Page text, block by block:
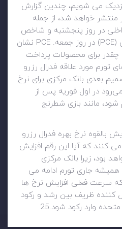
می شویم، چندین گزارش
منتشر خواهد شد، از جمله
در روز پنجشنبه و شاخص
قیمت هزینه مصرف شخصی (PCE) در روز جمعه. PCE نشان
برای محصولات پرداخت
مورد علاقه فدرال رزرو
بعدی بانک مرکزی برای نرخ
می‌رود در اول فوریه پس از
شود، مانند بازی شطرنج
بالقوه نرخ بهره فدرال رزرو
کنند که آیا این رقم افزایش
پایه خواهد بود، زیرا بانک مرکزی
همیشه جاری تورم ادامه می
سرعت فعلی افزایش نرخ ها
کننده ظریف بین رشد و رکود
وارد رکود شود.25